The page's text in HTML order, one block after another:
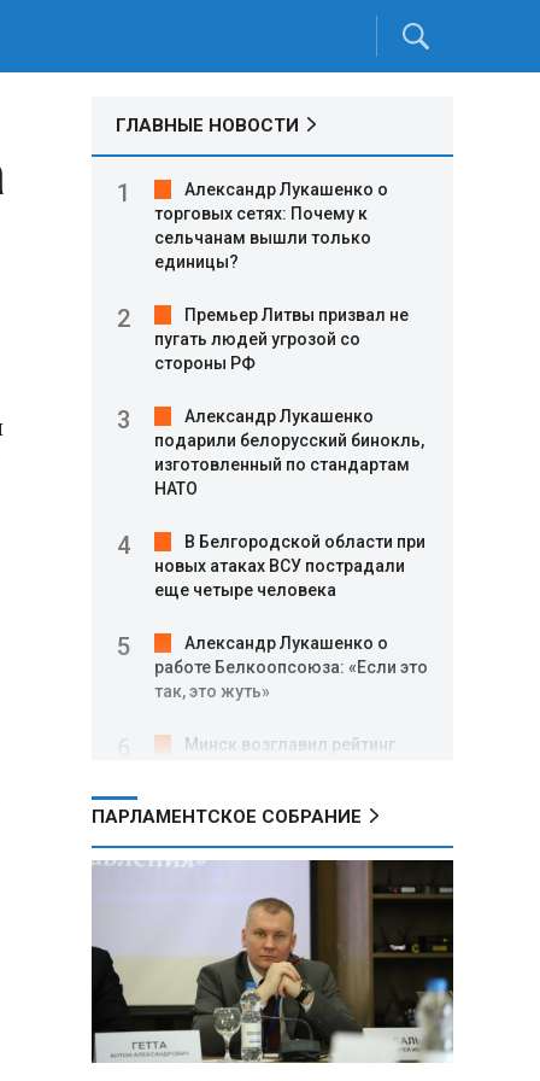
ГЛАВНЫЕ НОВОСТИ
Александр Лукашенко о
торговых сетях: Почему к
сельчанам вышли только
единицы?
Премьер Литвы призвал не
пугать людей угрозой со
стороны РФ
Александр Лукашенко
подарили белорусский бинокль,
изготовленный по стандартам
НАТО
В Белгородской области при
новых атаках ВСУ пострадали
еще четыре человека
Александр Лукашенко о
работе Белкоопсоюза: «Если это
так, это жуть»
Минск возглавил рейтинг
Минобороны РФ: при
освобождении Анискино ВСУ
понесли большие потери, часть
военных сдалась в плен
Александр Лукашенко:
Россияне «услышали батьку» и
скупают пустующие дома в
белорусских деревнях
ПАРЛАМЕНТСКОЕ СОБРАНИЕ